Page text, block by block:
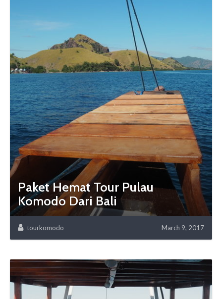
Paket Hemat Tour Pulau
Komodo Dari Bali
tourkomodo March 9, 2017